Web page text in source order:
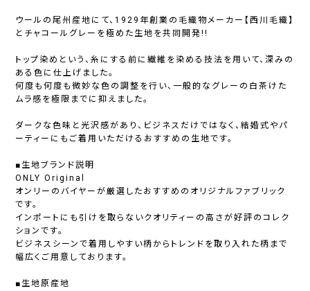
ウールの尾州産地にて、1929年創業の毛織物メーカー【西川毛織】
とチャコールグレーを極めた生地を共同開発!!
トップ染めという、糸にする前に繊維を染める技法を用いて、深みの
ある色に仕上げました。
何度も何度も微妙な色の調整を行い、一般的なグレーの白茶けた
ムラ感を極限までに抑えました。
ダークな色味と光沢感があり、ビジネスだけではなく、結婚式やパ
ーティーにもご着用いただけるおすすめの生地です。
■生地ブランド説明
ONLY Original
オンリーのバイヤーが厳選したおすすめのオリジナルファブリック
です。
インポートにも引けを取らないクオリティーの高さが好評のコレク
ションです。
ビジネスシーンで着用しやすい柄からトレンドを取り入れた柄まで
幅広くご用意しております。
■生地原産地